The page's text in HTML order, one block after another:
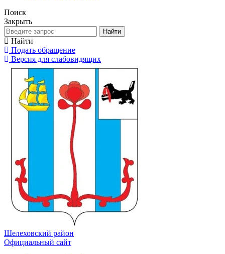
Поиск
Закрыть
Найти
Найти
Подать обращение
Версия для слабовидящих
Шелеховский район
Официальный сайт